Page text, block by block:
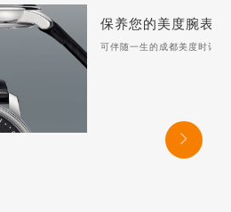
保养您的美度腕表
可伴随一生的成都美度时计
美度手表表冠故障？试着
保养您的美度腕表
可伴随一生的成都美度时计
